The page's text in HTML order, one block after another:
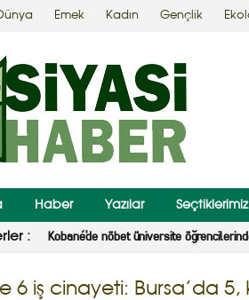
Emek Kadın Gençlik
Haber Yazılar Seçtiklerimiz
: Yargıtay’dan Ahmet Şahbaz kararı
6 iş cinayeti: Bursa’da